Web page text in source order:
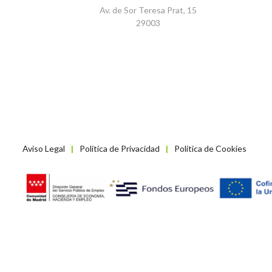
Av. de Sor Teresa Prat, 15
29003
Aviso Legal | Política de Privacidad | Política de Cookies